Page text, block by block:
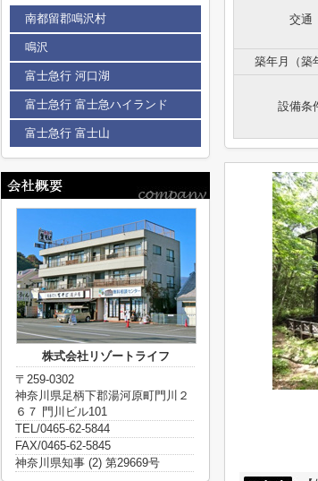
交通
築年月（築
設備条
南都留郡鳴沢村
鳴沢
富士急行 河口湖
富士急行 富士急ハイランド
富士急行 富士山
株式会社リゾートライフ
〒259-0302
神奈川県足柄下郡湯河原町門川２
６７ 門川ビル101
TEL/0465-62-5844
FAX/0465-62-5845
神奈川県知事 (2) 第29669号